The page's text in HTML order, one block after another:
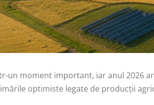
un moment important, iar anul 2026
optimiste legate de producții